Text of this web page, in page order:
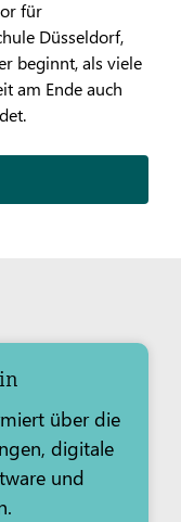
für
Düsseldorf,
beginnt, als viele
am Ende auch
über die
digitale
und